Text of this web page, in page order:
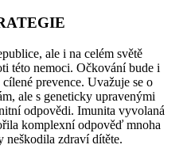
ale i na celém světě
této nemoci. Očkování bude i
prevence. Uvažuje se o
ale s geneticky upravenými
odpovědi. Imunita vyvolaná
komplexní odpověď mnoha
neškodila zdraví dítěte.